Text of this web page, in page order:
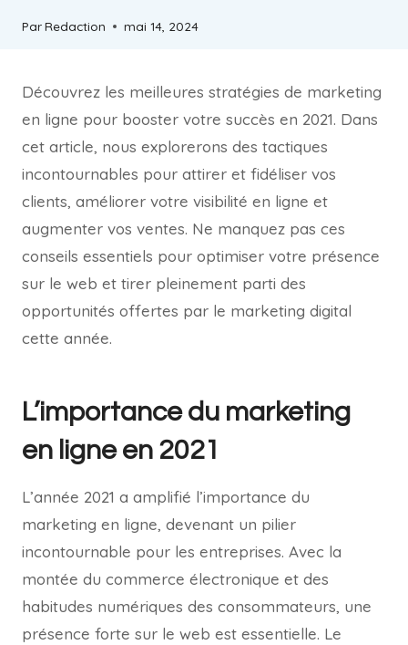
ParRedaction mai 14, 2024
Découvrez les meilleures stratégies de marketing
en ligne pour booster votre succès en 2021. Dans
cet article, nous explorerons des tactiques
incontournables pour attirer et fidéliser vos
clients, améliorer votre visibilité en ligne et
augmenter vos ventes. Ne manquez pas ces
conseils essentiels pour optimiser votre présence
sur le web et tirer pleinement parti des
opportunités offertes par le marketing digital
cette année.
L’importance du marketing
en ligne en 2021
L’année 2021 a amplifié l’importance du
marketing en ligne, devenant un pilier
incontournable pour les entreprises. Avec la
montée du commerce électronique et des
habitudes numériques des consommateurs, une
présence forte sur le web est essentielle. Le